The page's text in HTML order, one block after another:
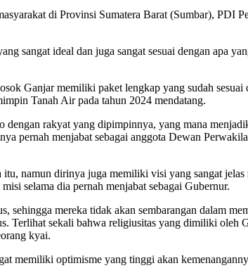
di Provinsi Sumatera Barat (Sumbar), PDI
sangat ideal dan juga sangat sesuai dengan apa
Ganjar memiliki paket lengkap yang sudah
Tanah Air pada tahun 2024 mendatang.
rakyat yang dipimpinnya, yang mana
pernah menjabat sebagai anggota Dewan
namun dirinya juga memiliki visi yang sangat
selama dia pernah menjabat sebagai Gubernur.
sehingga mereka tidak akan sembarangan dalam
sekali bahwa religiusitas yang dimiliki oleh
kyai.
memiliki optimisme yang tinggi akan